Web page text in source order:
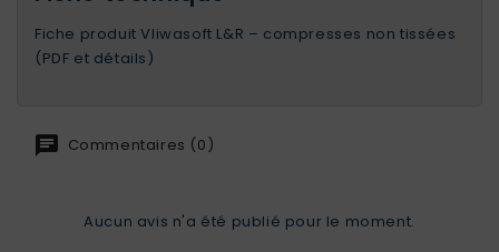
Fiche produit Vliwasoft L&R – compresses non tissées
(PDF et détails)
Commentaires (0)
Aucun avis n'a été publié pour le moment.